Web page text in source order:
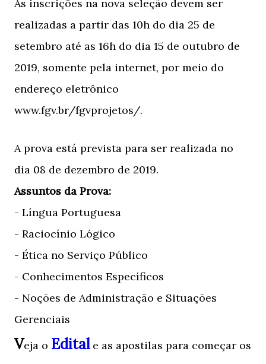
As inscrições na nova seleção devem ser
realizadas a partir das 10h do dia 25 de
setembro até as 16h do dia 15 de outubro de
2019, somente pela internet, por meio do
endereço eletrônico
www.fgv.br/fgvprojetos/.
A prova está prevista para ser realizada no
dia 08 de dezembro de 2019.
Assuntos da Prova:
- Língua Portuguesa
- Raciocínio Lógico
- Ética no Serviço Público
- Conhecimentos Específicos
- Noções de Administração e Situações
Gerenciais
Veja o Editale as apostilas para começar os